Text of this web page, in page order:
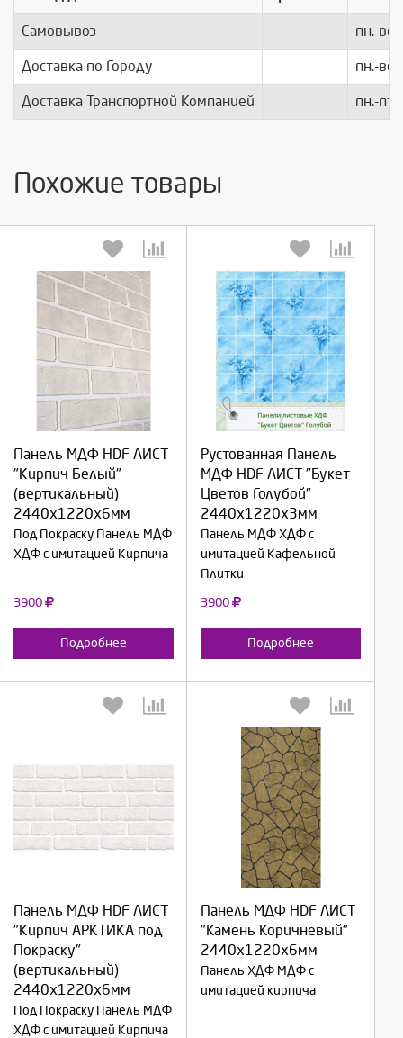
Самовывоз пн.-вс.
Доставка по Городу пн.-вс.
Доставка Транспортной Компанией пн.-пт.
Похожие товары
Панель МДФ HDF ЛИСТ
"Кирпич Белый"
(вертикальный)
2440х1220х6мм
Под Покраску Панель МДФ
ХДФ с имитацией Кирпича
3900
Подробнее
Выберите количество:
Продолжить
Отмена
Рустованная Панель
МДФ HDF ЛИСТ "Букет
Цветов Голубой"
2440х1220х3мм
Панель МДФ ХДФ с
имитацией Кафельной
Плитки
3900
Подробнее
Выберите количество:
Продолжить
Отмена
Панель МДФ HDF ЛИСТ
"Кирпич АРКТИКА под
Покраску"
(вертикальный)
2440х1220х6мм
Под Покраску Панель МДФ
ХДФ с имитацией Кирпича
Продолжить
Отмена
Панель МДФ HDF ЛИСТ
"Камень Коричневый"
2440х1220х6мм
Панель ХДФ МДФ с
имитацией кирпича
Выберите количество:
Продолжить
Отмена